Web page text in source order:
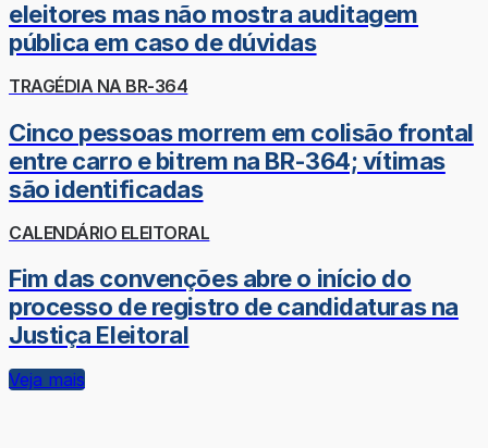
eleitores mas não mostra auditagem
pública em caso de dúvidas
TRAGÉDIA NA BR-364
Cinco pessoas morrem em colisão frontal
entre carro e bitrem na BR-364; vítimas
são identificadas
CALENDÁRIO ELEITORAL
Fim das convenções abre o início do
processo de registro de candidaturas na
Justiça Eleitoral
Veja mais